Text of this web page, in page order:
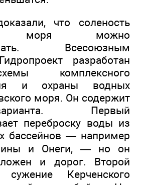
что соленость
моря можно
Всесоюзным
разработан
комплексного
и охраны водных
моря. Он содержит
Первый
переброску воды из
бассейнов — например
и Онеги, — но он
и дорог. Второй
Керченского